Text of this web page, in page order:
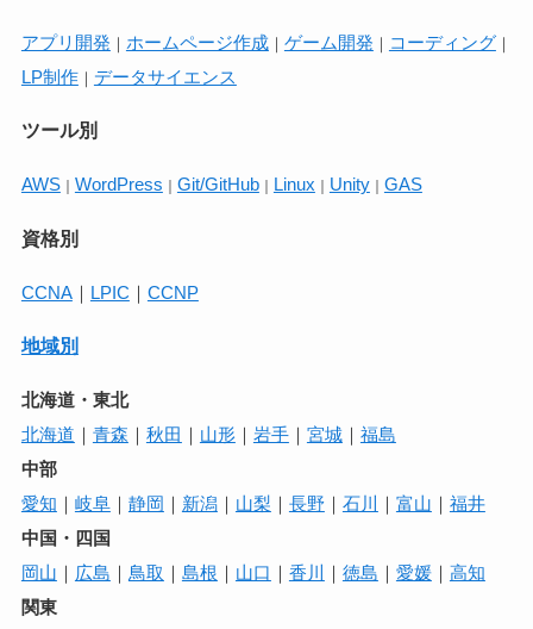
アプリ開発 ｜ ホームページ作成｜ ゲーム開発 ｜ コーディング ｜
LP制作｜ データサイエンス
ツール別
AWS｜ WordPress Git/GitHub｜ Linux Unity｜ GAS
資格別
CCNA｜ LPIC CCNP
地域別
北海道・東北
北海道 青森 秋田 山形｜ 岩手｜ 宮城｜ 福島
中部
愛知 岐阜｜ 静岡 新潟｜ 山梨 長野｜ 石川 富山 福井
中国・四国
岡山 広島 鳥取 島根 山口 香川 徳島 愛媛｜ 高知
関東